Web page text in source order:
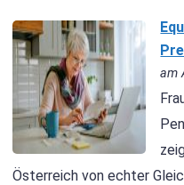
am
Österreich von echter